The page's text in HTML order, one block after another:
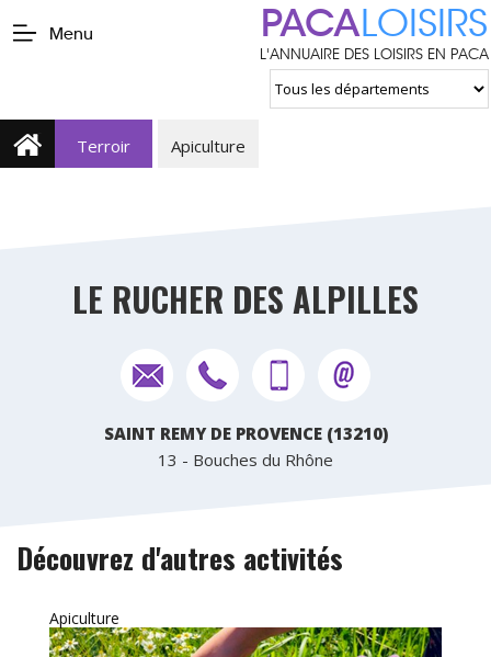
Menu PACALOISIRS
L'ANNUAIRE DES LOISIRS EN PACA
Terroir Apiculture
LE RUCHER DES ALPILLES
SAINT REMY DE PROVENCE (13210)
13 - Bouches du Rhône
Découvrez d'autres activités
Apiculture